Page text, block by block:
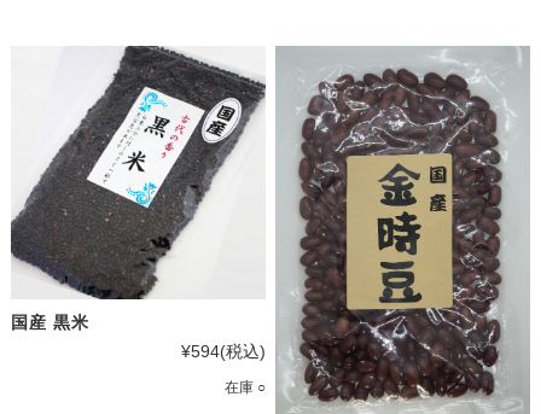
国産 黒米
¥594(税込)
在庫 ○